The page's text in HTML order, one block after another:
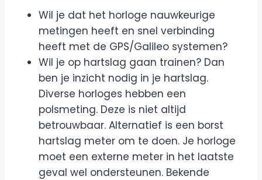
Wil je dat het horloge nauwkeurige
metingen heeft en snel verbinding
heeft met de GPS/Galileo systemen?
Wil je op hartslag gaan trainen? Dan
ben je inzicht nodig in je hartslag.
Diverse horloges hebben een
polsmeting. Deze is niet altijd
betrouwbaar. Alternatief is een borst
hartslag meter om te doen. Je horloge
moet een externe meter in het laatste
geval wel ondersteunen. Bekende